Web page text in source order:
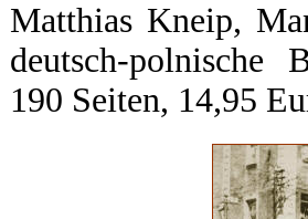
Matthias Kneip,
deutsch-polnische
190 Seiten, 14,95